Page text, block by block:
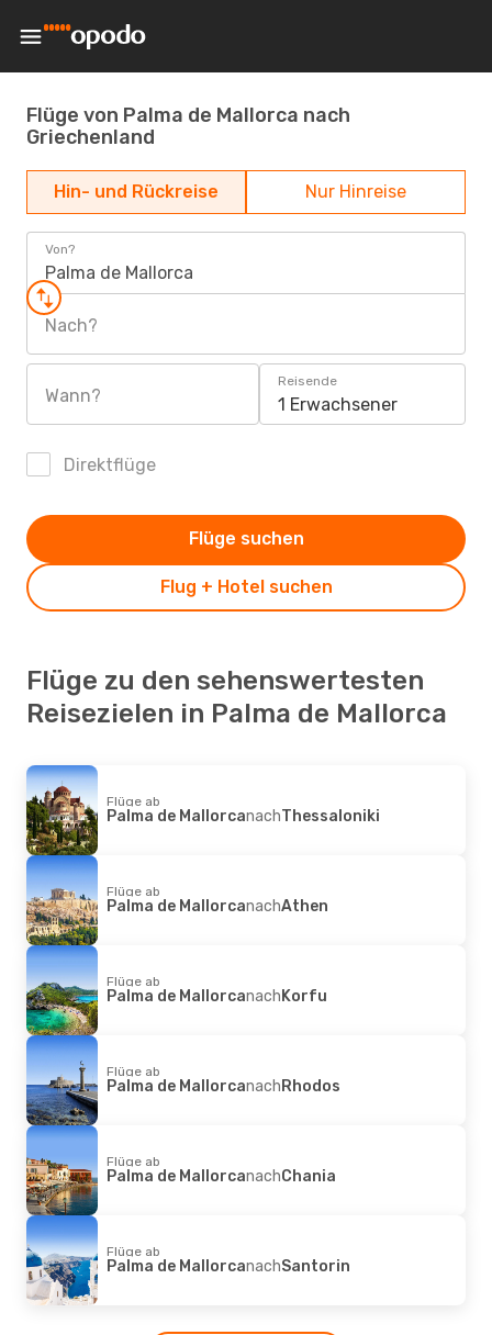
Flüge von Palma de Mallorca nach
Griechenland
Hin- und Rückreise Nur Hinreise
Von?
Palma de Mallorca
Nach?
Wann?
Reisende
1 Erwachsener
Direktflüge
Flug + Hotel suchen
Flüge suchen
Flüge zu den sehenswertesten
Reisezielen in Palma de Mallorca
Flüge ab
Palma de MallorcanachThessaloniki
Flüge ab
Palma de MallorcanachAthen
Flüge ab
Palma de MallorcanachKorfu
Flüge ab
Palma de MallorcanachRhodos
Flüge ab
Palma de MallorcanachChania
Flüge ab
Palma de MallorcanachSantorin